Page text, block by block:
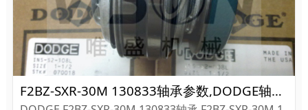
F2BZ-SXR-30M 130833轴承参数,DODGE轴承F2BZ-SXR-30M 130833重量